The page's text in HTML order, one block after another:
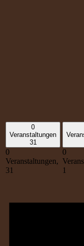
0
Veranstaltungen
31
0
Veranstaltungen,
31
0
1